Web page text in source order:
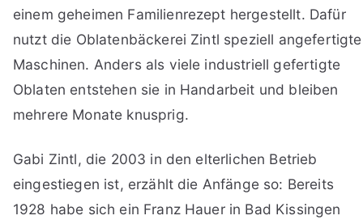
einem geheimen Familienrezept hergestellt. Dafür
nutzt die Oblatenbäckerei Zintl speziell angefertigte
Maschinen. Anders als viele industriell gefertigte
Oblaten entstehen sie in Handarbeit und bleiben
mehrere Monate knusprig.
Gabi Zintl, die 2003 in den elterlichen Betrieb
eingestiegen ist, erzählt die Anfänge so: Bereits
1928 habe sich ein Franz Hauer in Bad Kissingen